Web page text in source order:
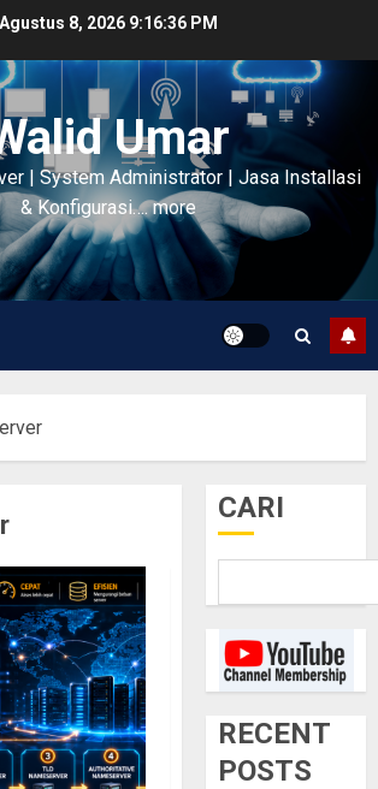
Agustus 8, 2026 9:16:37 PM
Umar
| System Administrator | Jasa Installasi
& Konfigurasi…. more
CARI
RECENT
POSTS